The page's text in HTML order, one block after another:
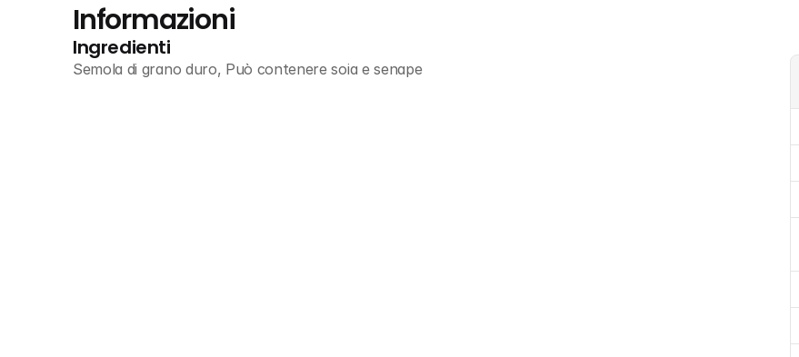
Informazioni
Ingredienti
Semola di grano duro, Può contenere soia e senape